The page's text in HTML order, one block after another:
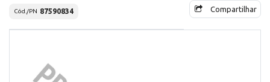
Cód./PN 87590834 Compartilhar